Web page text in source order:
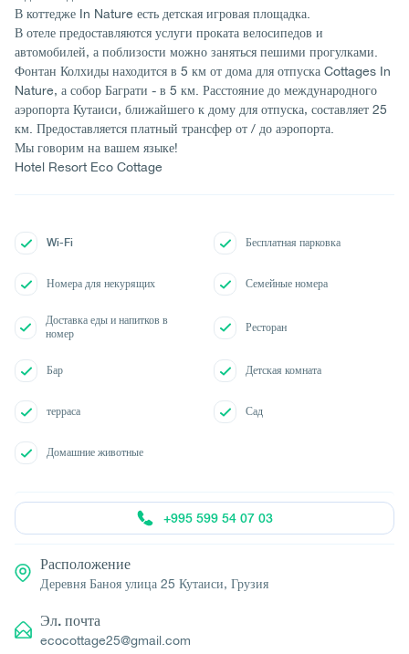
В коттедже In Nature есть детская игровая площадка.
В отеле предоставляются услуги проката велосипедов и
автомобилей, а поблизости можно заняться пешими прогулками.
Фонтан Колхиды находится в 5 км от дома для отпуска Cottages In
Nature, а собор Баграти - в 5 км. Расстояние до международного
аэропорта Кутаиси, ближайшего к дому для отпуска, составляет 25
км. Предоставляется платный трансфер от / до аэропорта.
Мы говорим на вашем языке!
Hotel Resort Eco Cottage
Wi-Fi Бесплатная парковка
Номера для некурящих Семейные номера
Доставка еды и напитков в
номер
Ресторан
Бар Детская комната
терраса Сад
Домашние животные
+995 599 54 07 03
Расположение
Деревня Баноя улица 25 Кутаиси, Грузия
Эл. почта
ecocottage25@gmail.com